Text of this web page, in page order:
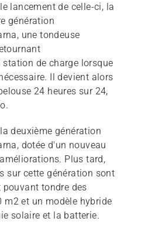
lancement de celle-ci, la
génération
une tondeuse
de charge lorsque
Il devient alors
24 heures sur 24,
deuxième génération
dotée d'un nouveau
Plus tard,
sur cette génération sont
pouvant tondre des
m2 et un modèle hybride
solaire et la batterie.